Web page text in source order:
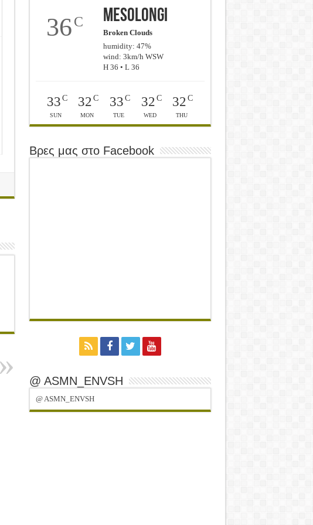
36C Mesolongi
Broken Clouds
humidity: 47%
wind: 3km/h WSW
H 36 • L 36
33C
SUN
32 C
MON
33C
TUE
32C
WED
32C
THU
Βρες μας στο Facebook
@ ASMN_ENVSH
@ ASMN_ENVSH